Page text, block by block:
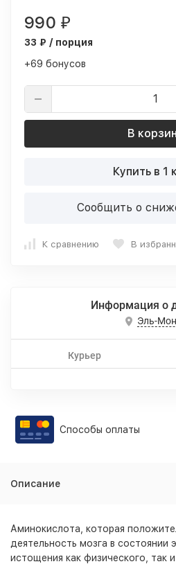
990 ₽
33 ₽ / порция
+69 бонусов
В
Купить в 1
Сообщить о
К сравнению В
Информация о
Эль-
Курьер
Способы оплаты
Описание
Аминокислота, которая
деятельность мозга в состоянии
истощения как физического, так